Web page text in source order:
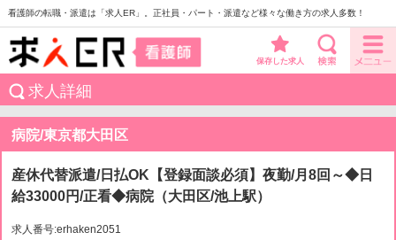
看護師の転職・派遣は「求人ER」。正社員・パート・派遣など様々な働き方の求人多数！
保存した求人
求人詳細
病院/東京都大田区
産休代替派遣/日払OK【登録面談必須】夜勤/月8回～◆日
給33000円/正看◆病院（大田区/池上駅）
求人番号:erhaken2051